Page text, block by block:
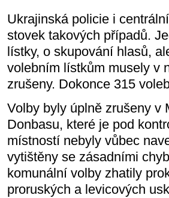
Ukrajinská policie i
stovek takových případů.
lístky, o skupování hlasů,
volebním lístkům musely v
zrušeny. Dokonce 315
Volby byly úplně zrušeny v
Donbasu, které je pod
místností nebyly vůbec
vytištěny se zásadními
komunální volby zhatily
proruských a levicových